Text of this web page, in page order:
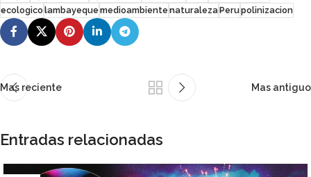
ecologico lambayeque medioambiente naturalezaPerupolinizacion
Mas reciente Mas antiguo
Entradas relacionadas